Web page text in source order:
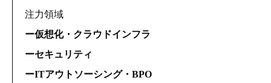
注力領域
ー仮想化・クラウドインフラ
ーセキュリティ
ーITアウトソーシング・BPO